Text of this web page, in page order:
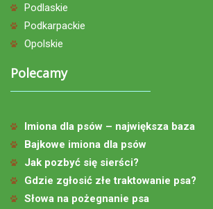
Podlaskie
Podkarpackie
Opolskie
Polecamy
Imiona dla psów – największa baza
Bajkowe imiona dla psów
Jak pozbyć się sierści?
Gdzie zgłosić złe traktowanie psa?
Słowa na pożegnanie psa